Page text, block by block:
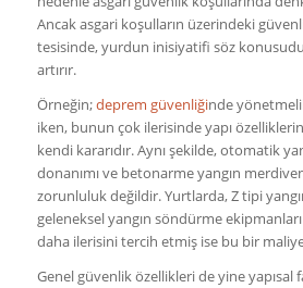
Ancak asgari koşulların üzerindeki
tesisinde, yurdun inisiyatifi söz
artırır.
Örneğin;deprem güvenliğinde
iken, bunun çok ilerisinde yapı
kendi kararıdır. Aynı şekilde, otomatik
donanımı ve betonarme yangın
zorunluluk değildir. Yurtlarda, Z tipi
geleneksel yangın söndürme
daha ilerisini tercih etmiş ise bu bir
Genel güvenlik özellikleri de yine yapısal